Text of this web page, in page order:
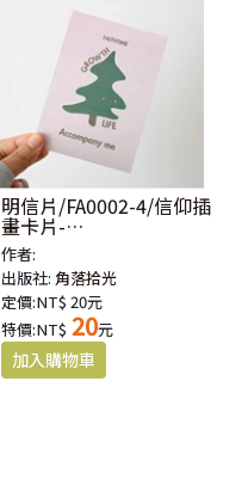
明信片/FA0002-4/信仰插
畫卡片-
GROWTH&LIFE(樹)
作者:
出版社: 角落拾光
定價:NT$ 20元
特價:NT$ 20元